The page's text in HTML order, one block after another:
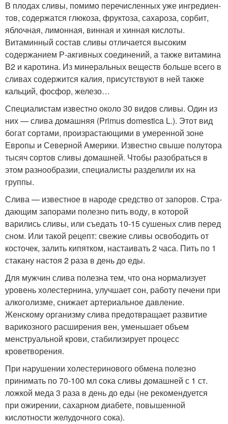
В плодах сливы, помимо перечисленных уже ингредиен­
тов, содержатся глюкоза, фруктоза, сахароза, сорбит,
яблоч­ная, лимонная, винная и хинная кислоты.
Витаминный со­став сливы отличается высоким
содержанием Р-акгивных соединений, а также витамина
В2 и каротина. Из минераль­ных веществ больше всего в
сливах содержится калия, при­сутствуют в ней также
кальций, фосфор, железо…
Специалистам известно около 30 видов сливы. Один из
них — слива домашняя (Primus domestica L.). Этот вид
бо­гат сортами, произрастающими в умеренной зоне
Европы и Северной Америки. Известно свыше полутора
тысяч со­ртов сливы домашней. Чтобы разобраться в
этом разноо­бразии, специалисты разделили их на
группы.
Слива — известное в народе средство от запоров. Стра­
дающим запорами полезно пить воду, в которой
варились сливы, или съедать 10-15 сушеных слив перед
сном. Или такой рецепт: свежие сливы освободить от
косточек, залить кипятком, настаивать 2 часа. Пить по 1
стакану настоя 2 раза в день до еды.
Для мужчин слива полезна тем, что она нормализует
уровень холестернина, улучшает сон, работу печени при
алкоголизме, снижает артериальное давление.
Женскому организму слива предотвращает развитие
варикозного расширения вен, уменьшает объем
менструальной крови, стабилизирует процесс
кроветворения.
При нарушении холестеринового обмена полезно
прини­мать по 70-100 мл сока сливы домашней с 1 ст.
ложкой меда 3 раза в день до еды (не рекомендуется
при ожирении, сахар­ном диабете, повышенной
кислотности желудочного сока).